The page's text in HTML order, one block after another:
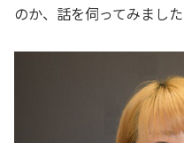
のか、話を伺ってみました